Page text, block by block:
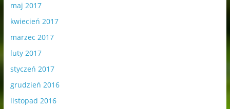
maj 2017
kwiecień 2017
marzec 2017
luty 2017
styczeń 2017
grudzień 2016
listopad 2016